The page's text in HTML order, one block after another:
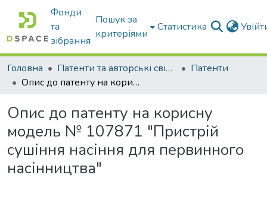
Фонди
та
зібрання
Пошук за
критеріями
Статистика
Головна Патенти та авторські свідоцтва
Патенти
Опис до патенту на корисну модель № 107871 "Пристрій сушіння насіння для первинного насінництва"
Опис до патенту на корисну
модель № 107871 "Пристрій
сушіння насіння для первинного
насінництва"